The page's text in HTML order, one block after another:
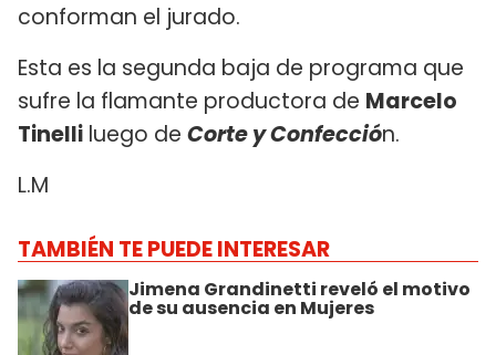
conforman el jurado.
Esta es la segunda baja de programa que
sufre la flamante productora de Marcelo
Tinelli luego de Corte y Confección.
L.M
TAMBIÉN TE PUEDE INTERESAR
Jimena Grandinetti reveló el motivo
de su ausencia en Mujeres